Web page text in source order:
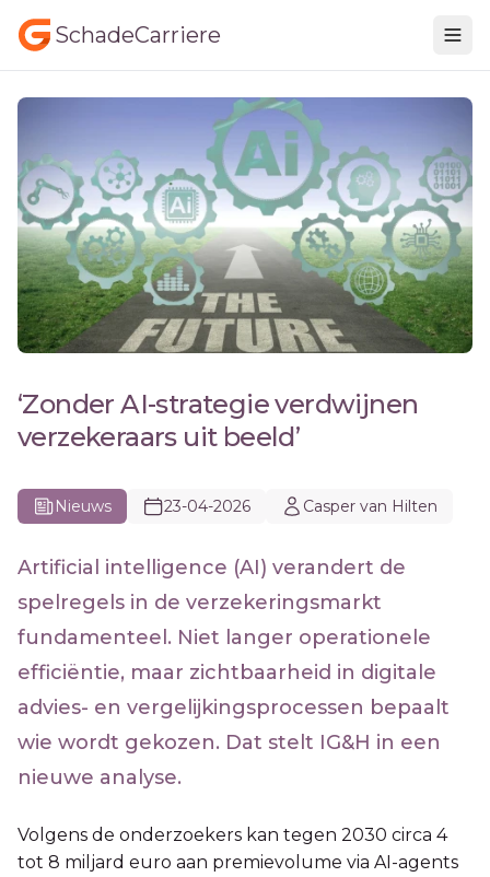
SchadeCarriere
‘Zonder AI-strategie verdwijnen
verzekeraars uit beeld’
Nieuws 23-04-2026 Casper van Hilten
Artificial intelligence (AI) verandert de
spelregels in de verzekeringsmarkt
fundamenteel. Niet langer operationele
efficiëntie, maar zichtbaarheid in digitale
advies- en vergelijkingsprocessen bepaalt
wie wordt gekozen. Dat stelt IG&H in een
nieuwe analyse.
Volgens de onderzoekers kan tegen 2030 circa 4
tot 8 miljard euro aan premievolume via AI-agents